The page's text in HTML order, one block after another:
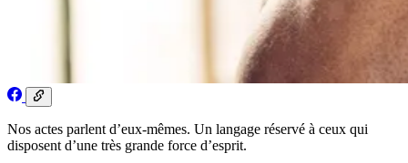
Nos actes parlent d’eux-mêmes. Un langage réservé à ceux qui
disposent d’une très grande force d’esprit.